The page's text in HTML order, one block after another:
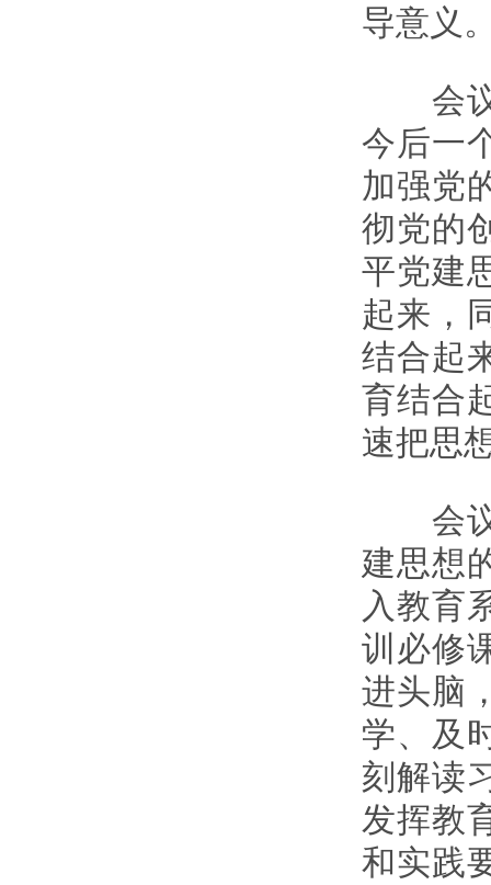
导意义
会议
今后一
加强党
彻党的
平党建
起来，
结合起
育结合
速把思
会议
建思想
入教育
训必修
进头脑
学、及
刻解读
发挥教
和实践